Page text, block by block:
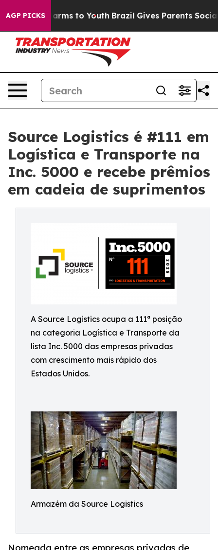
AGP PICKS
Abate Harms to Youth Brazil Gives Parents Social
Source Logistics é #111 em
Logística e Transporte na
Inc. 5000 e recebe prêmios
em cadeia de suprimentos
A Source Logistics ocupa a 111ª posição
na categoria Logística e Transporte da
lista Inc. 5000 das empresas privadas
com crescimento mais rápido dos
Estados Unidos.
Armazém da Source Logistics